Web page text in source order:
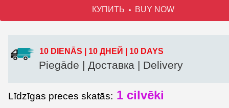
КУПИТЬ BUY NOW
10 DIENĀS | 10 ДНЕЙ | 10 DAYS
Piegāde | Доставка | Delivery
Līdzīgas preces skatās: 1 cilvēki